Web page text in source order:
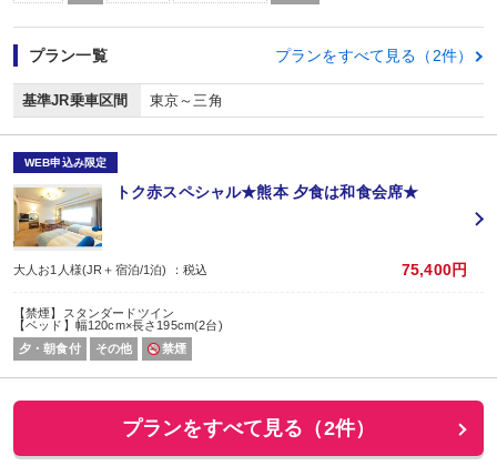
プラン一覧 プランをすべて見る（2件）
基準JR乗車区間 東京～三角
WEB申込み限定
トク赤スペシャル★熊本 夕食は和食会席★
大人お1人様(JR＋宿泊/1泊) ：税込 75,400円
【禁煙】スタンダードツイン
【ベッド】幅120cm×長さ195cm(2台)
夕・朝食付
その他 禁煙
プランをすべて見る（2件）